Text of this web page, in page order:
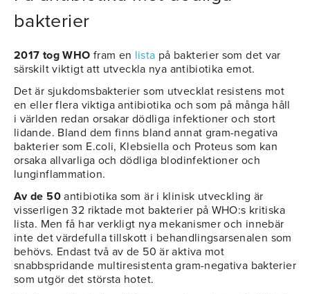
bakterier
2017 tog WHO fram en lista på bakterier som det var
särskilt viktigt att utveckla nya antibiotika emot.
Det är sjukdomsbakterier som utvecklat resistens mot
en eller flera viktiga antibiotika och som på många håll
i världen redan orsakar dödliga infektioner och stort
lidande. Bland dem finns bland annat gram-negativa
bakterier som E.coli, Klebsiella och Proteus som kan
orsaka allvarliga och dödliga blodinfektioner och
lunginflammation.
Av de 50antibiotika som är i klinisk utveckling är
visserligen 32 riktade mot bakterier på WHO:s kritiska
lista. Men få har verkligt nya mekanismer och innebär
inte det värdefulla tillskott i behandlingsarsenalen som
behövs. Endast två av de 50 är aktiva mot
snabbspridande multiresistenta gram-negativa bakterier
som utgör det största hotet.